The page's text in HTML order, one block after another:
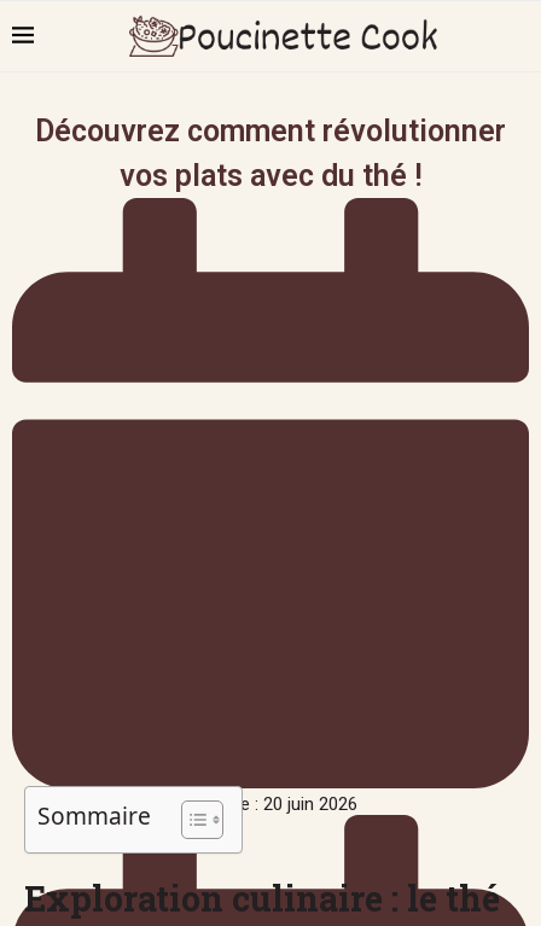
Découvrez comment révolutionner
vos plats avec du thé !
Publié le : 20 juin 2026
Sommaire
Exploration culinaire : le thé